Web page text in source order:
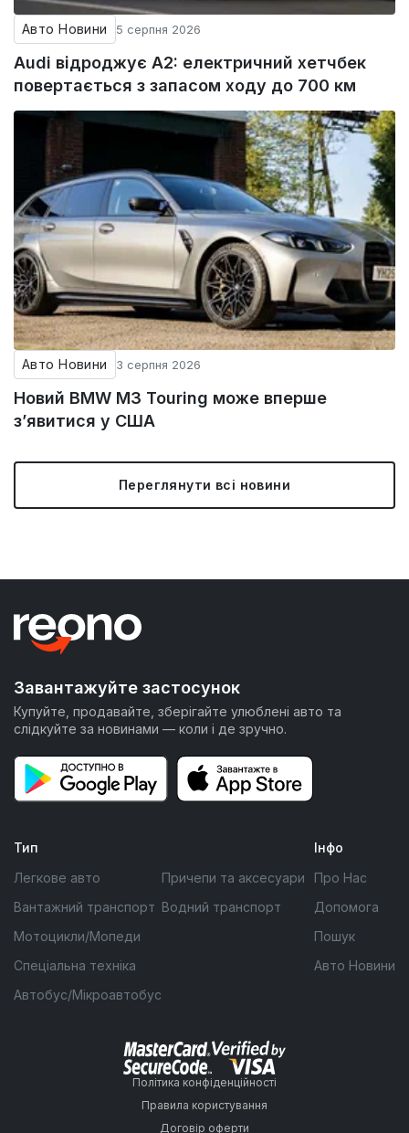
Авто Новини 5 серпня 2026
Audi відроджує A2: електричний хетчбек
повертається з запасом ходу до 700 км
Авто Новини 3 серпня 2026
Новий BMW M3 Touring може вперше
з’явитися у США
Переглянути всі новини
Завантажуйте застосунок
Купуйте, продавайте, зберігайте улюблені авто та
слідкуйте за новинами — коли і де зручно.
Тип
Легкове авто
Вантажний транспорт
Мотоцикли/Мопеди
Спеціальна техніка
Автобус/Мікроавтобус
Причепи та аксесуари
Водний транспорт
Інфо
Про Нас
Допомога
Пошук
Авто Новини
Політика конфіденційності
Правила користування
Договір оферти